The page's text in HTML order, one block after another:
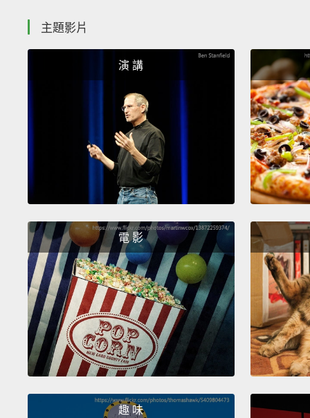
主題影片
演 講
電 影
趣 味